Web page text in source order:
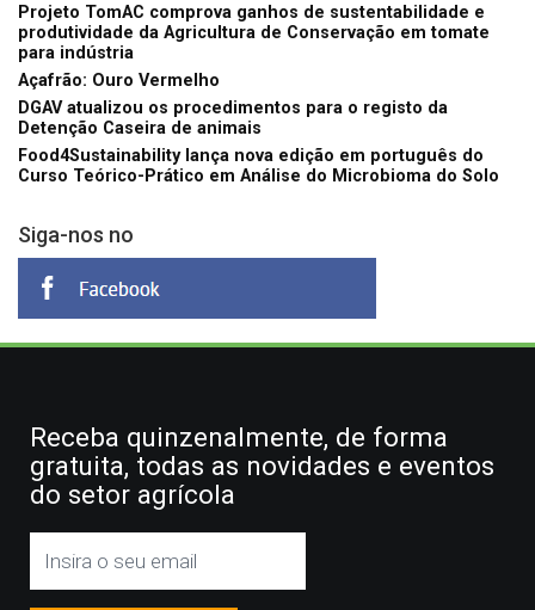
Projeto TomAC comprova ganhos de sustentabilidade e
produtividade da Agricultura de Conservação em tomate
para indústria
Açafrão: Ouro Vermelho
DGAV atualizou os procedimentos para o registo da
Detenção Caseira de animais
Food4Sustainability lança nova edição em português do
Curso Teórico-Prático em Análise do Microbioma do Solo
Siga-nos no
Receba quinzenalmente, de forma
gratuita, todas as novidades e eventos
do setor agrícola